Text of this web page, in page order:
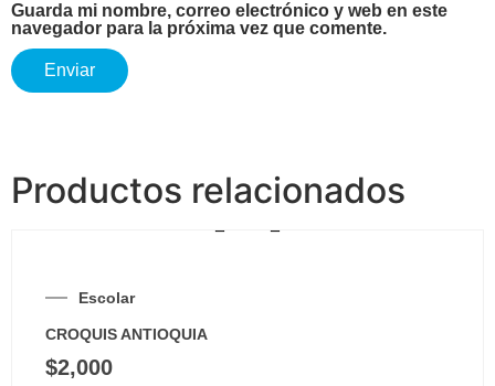
Guarda mi nombre, correo electrónico y web en este
navegador para la próxima vez que comente.
Productos relacionados
Escolar
CROQUIS ANTIOQUIA
$2,000